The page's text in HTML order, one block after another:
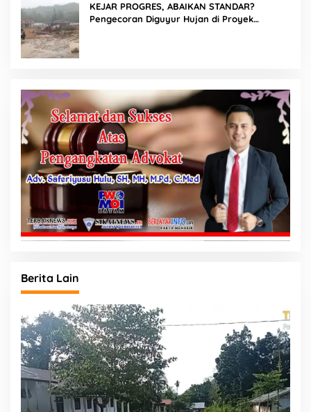
KEJAR PROGRES, ABAIKAN STANDAR?
Pengecoran Diguyur Hujan di Proyek
Berita Lain